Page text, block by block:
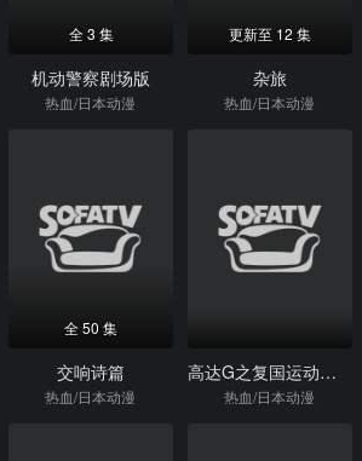
全 3 集
机动警察剧场版
热血/日本动漫
更新至 12 集
杂旅
热血/日本动漫
全 50 集
交响诗篇
热血/日本动漫
高达G之复国运动剧场版IV在激斗中呼唤爱
热血/日本动漫